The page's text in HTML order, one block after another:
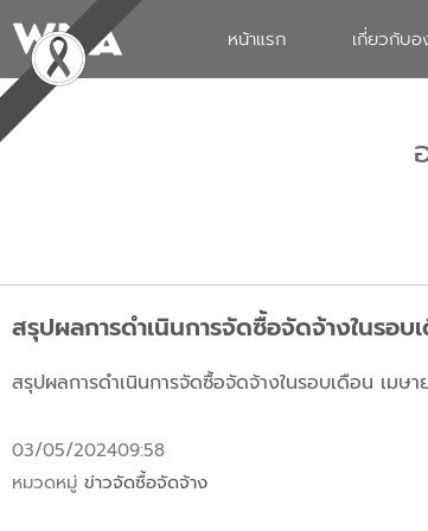
หน้าแรก เกี่ยวกับอ
สรุปผลการดำเนินการจัดซื้อจัดจ้างในรอบ
สรุปผลการดำเนินการจัดซื้อจัดจ้างในรอบเดือน เมษ
03/05/202409:58
หมวดหมู่ ข่าวจัดซื้อจัดจ้าง